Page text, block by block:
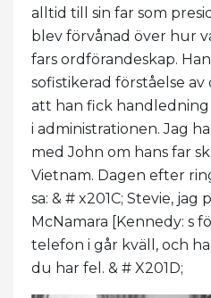
alltid till sin far som
blev förvånad över hur
fars ordförandeskap.
sofistikerad förståelse av
att han fick handledning
i administrationen. Jag
med John om hans far
Vietnam. Dagen efter
sa: & # x201C; Stevie,
McNamara [Kennedy: s
telefon i går kväll, och
du har fel. & # X201D;